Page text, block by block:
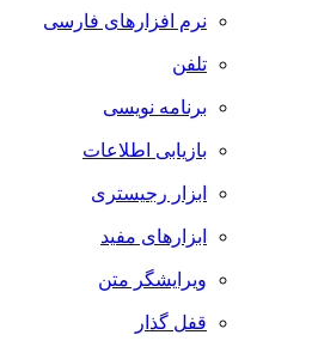
نرم افزارهای فارسی
تلفن
برنامه نویسی
بازیابی اطلاعات
ابزار رجیستری
ابزارهای مفید
ویرایشگر متن
قفل گذار